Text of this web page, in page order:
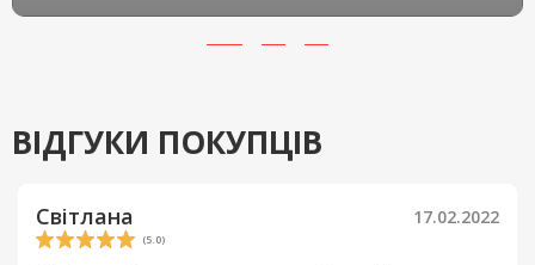
ВІДГУКИ ПОКУПЦІВ
Світлана 17.02.2022
(5.0)